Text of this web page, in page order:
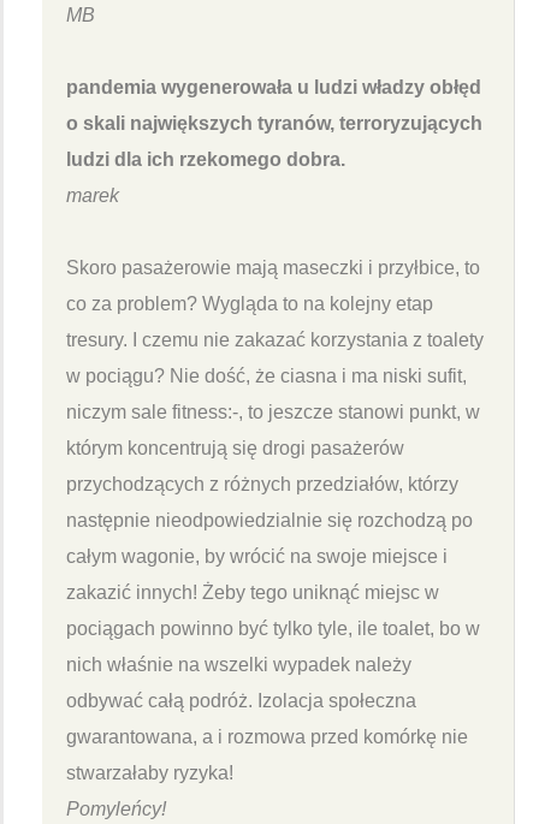
MB
pandemia wygenerowała u ludzi władzy obłęd
o skali największych tyranów, terroryzujących
ludzi dla ich rzekomego dobra.
marek
Skoro pasażerowie mają maseczki i przyłbice, to
co za problem? Wygląda to na kolejny etap
tresury. I czemu nie zakazać korzystania z toalety
w pociągu? Nie dość, że ciasna i ma niski sufit,
niczym sale fitness:-, to jeszcze stanowi punkt, w
którym koncentrują się drogi pasażerów
przychodzących z różnych przedziałów, którzy
następnie nieodpowiedzialnie się rozchodzą po
całym wagonie, by wrócić na swoje miejsce i
zakazić innych! Żeby tego uniknąć miejsc w
pociągach powinno być tylko tyle, ile toalet, bo w
nich właśnie na wszelki wypadek należy
odbywać całą podróż. Izolacja społeczna
gwarantowana, a i rozmowa przed komórkę nie
stwarzałaby ryzyka!
Pomyleńcy!